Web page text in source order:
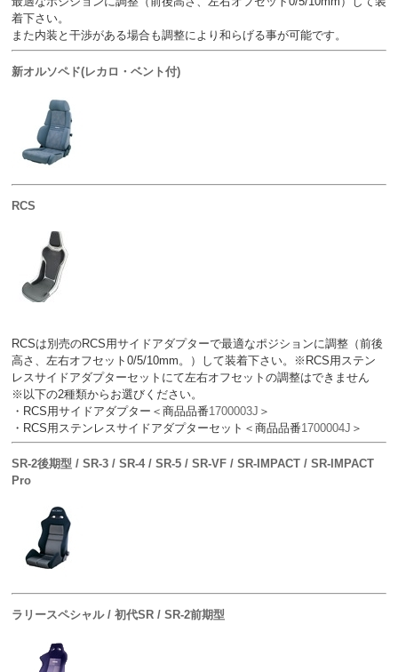
着下さい。
また内装と干渉がある場合も調整により和らげる事が可能です。
新オルソペド(レカロ・ベント付)
RCS
RCSは別売のRCS用サイドアダプターで最適なポジションに調整（前後
高さ、左右オフセット0/5/10mm。）して装着下さい。※RCS用ステン
レスサイドアダプターセットにて左右オフセットの調整はできません
※以下の2種類からお選びください。
・RCS用サイドアダプター＜商品品番1700003J ＞
・RCS用ステンレスサイドアダプターセット＜商品品番1700004J ＞
SR-2後期型 / SR-3 / SR-4 / SR-5 / SR-VF / SR-IMPACT / SR-IMPACT
Pro
ラリースペシャル / 初代SR / SR-2前期型